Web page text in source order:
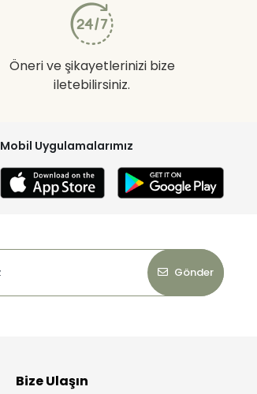
Öneri ve şikayetlerinizi bize
iletebilirsiniz.
Mobil Uygulamalarımız
Gönder
Bize Ulaşın